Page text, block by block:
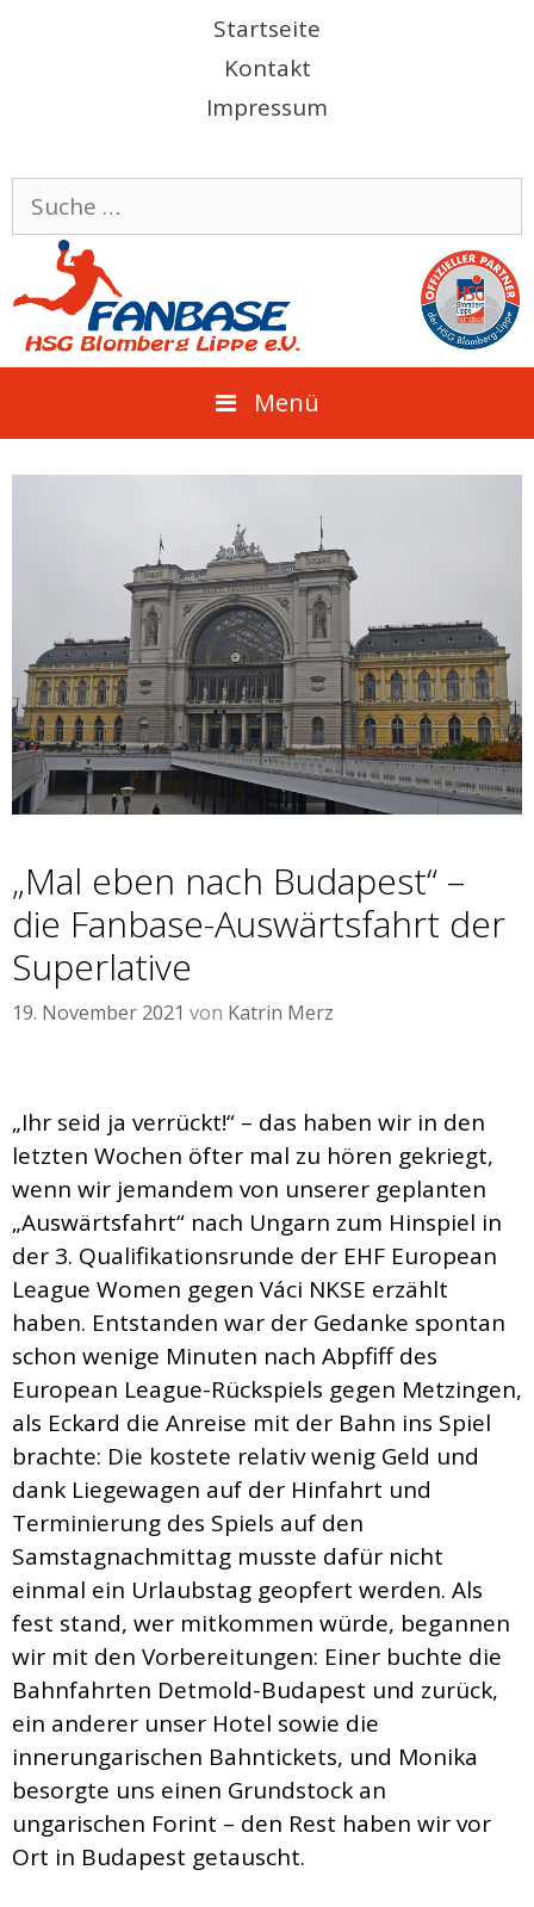
Startseite
Kontakt
Impressum
Suche
nach:
Menü
„Mal eben nach Budapest“ –
die Fanbase-Auswärtsfahrt der
Superlative
19. November 2021 von Katrin Merz
„Ihr seid ja verrückt!“ – das haben wir in den
letzten Wochen öfter mal zu hören gekriegt,
wenn wir jemandem von unserer geplanten
„Auswärtsfahrt“ nach Ungarn zum Hinspiel in
der 3. Qualifikationsrunde der EHF European
League Women gegen Váci NKSE erzählt
haben. Entstanden war der Gedanke spontan
schon wenige Minuten nach Abpfiff des
European League-Rückspiels gegen Metzingen,
als Eckard die Anreise mit der Bahn ins Spiel
brachte: Die kostete relativ wenig Geld und
dank Liegewagen auf der Hinfahrt und
Terminierung des Spiels auf den
Samstagnachmittag musste dafür nicht
einmal ein Urlaubstag geopfert werden. Als
fest stand, wer mitkommen würde, begannen
wir mit den Vorbereitungen: Einer buchte die
Bahnfahrten Detmold-Budapest und zurück,
ein anderer unser Hotel sowie die
innerungarischen Bahntickets, und Monika
besorgte uns einen Grundstock an
ungarischen Forint – den Rest haben wir vor
Ort in Budapest getauscht.